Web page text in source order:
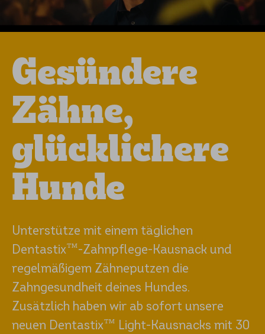
Gesündere
Zähne,
glücklichere
Hunde
Unterstütze mit einem täglichen
Dentastix™-Zahnpflege-Kausnack und
regelmäßigem Zähneputzen die
Zahngesundheit deines Hundes.
Zusätzlich haben wir ab sofort unsere
neuen Dentastix™ Light-Kausnacks mit 30